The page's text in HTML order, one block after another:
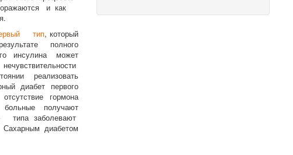
и как
тип, который
полного
инсулина может
реализовать
диабет первого
гормона
получают
типа заболевают
диабетом